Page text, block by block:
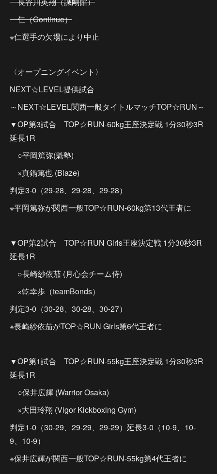
仁（Continue）
※仁選手の欠場により中止
〈オープニングイベント〉
NEXT☆LEVEL提供試合
～NEXT☆LEVEL関西一般タイトルマッチTOP☆RUN～
▼OP第3試合 TOP☆RUN-60kg王座決定戦 1分30秒3R
延長1R
○平岡篤弥(魁塾)
×真鍋篤也 (Blaze)
判定3-0（29-28、29-28、29-28）
※平岡篤弥が関西一般TOP☆RUN-60kg第13代王者に
▼OP第2試合 TOP☆RUN Girls王座決定戦 1分30秒3R
延長1R
○長崎紗依茄 (月心会チーム侍)
×乾幸歩（teamBonds）
判定3-0（30-28、30-28、30-27）
※長崎紗依茄がTOP☆RUN Girls第6代王者に
▼OP第1試合 TOP☆RUN-55kg王座決定戦 1分30秒3R
延長1R
○保井広輝 (Warrior Osaka)
×大田玲翔 (Vigor Kickboxing Gym)
判定1-0（30-29、29-29、29-29）延長3-0（10-9、10-
9、10-9）
※保井広輝が関西一般TOP☆RUN-55kg第4代王者に